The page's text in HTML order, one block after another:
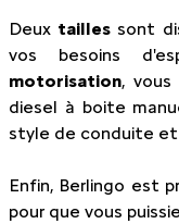
Deux taillessont
vos besoins
motorisation, vous
diesel à boite
style de conduite et
Enfin, Berlingo est
pour que vous